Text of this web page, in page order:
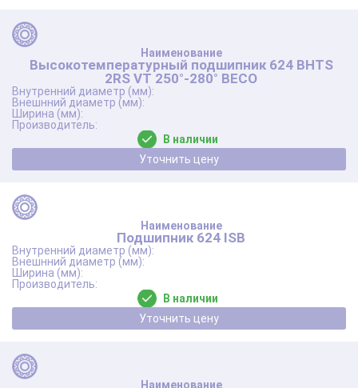
Высокотемпературный подшипник 624 BHTS
2RS VT 250°-280° BECO
В наличии
Уточнить цену
Подшипник 624 ISB
В наличии
Уточнить цену